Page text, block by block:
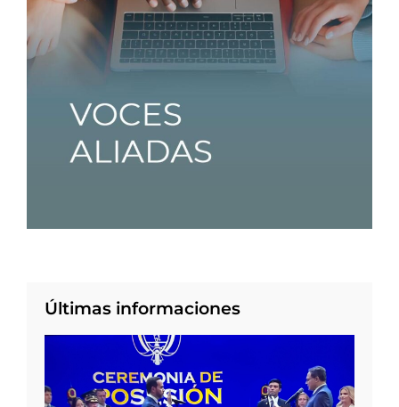
Últimas informaciones